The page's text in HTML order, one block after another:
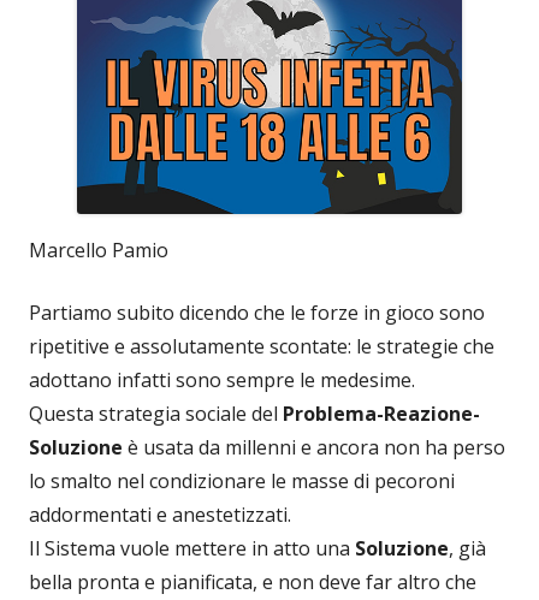
Marcello Pamio
Partiamo subito dicendo che le forze in gioco sono
ripetitive e assolutamente scontate: le strategie che
adottano infatti sono sempre le medesime.
Questa strategia sociale del Problema-Reazione-
Soluzione è usata da millenni e ancora non ha perso
lo smalto nel condizionare le masse di pecoroni
addormentati e anestetizzati.
Il Sistema vuole mettere in atto una Soluzione, già
bella pronta e pianificata, e non deve far altro che